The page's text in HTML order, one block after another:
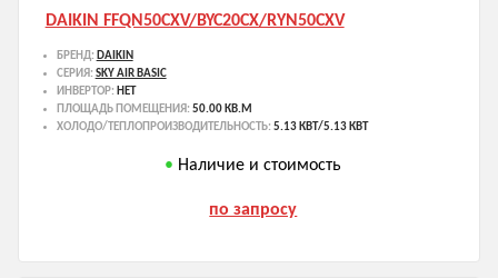
DAIKIN FFQN50CXV/BYC20CX/RYN50CXV
БРЕНД: DAIKIN
СЕРИЯ: SKY AIR BASIC
ИНВЕРТОР: НЕТ
ПЛОЩАДЬ ПОМЕЩЕНИЯ: 50.00 КВ.М
ХОЛОДО/ТЕПЛОПРОИЗВОДИТЕЛЬНОСТЬ: 5.13 КВТ/5.13 КВТ
Наличие и стоимость
по запросу